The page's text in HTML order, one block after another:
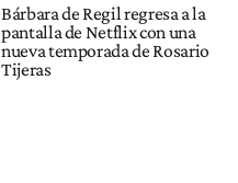
Bárbara de Regil regresa a la
pantalla de Netflix con una
nueva temporada de Rosario
Tijeras